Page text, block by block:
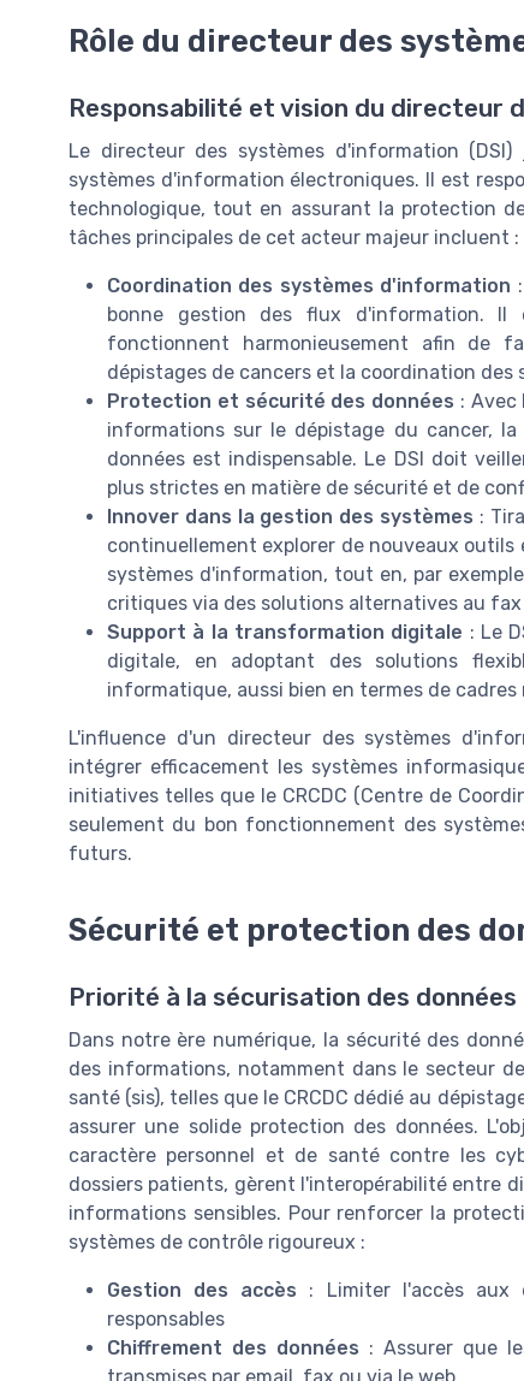
Rôle du directeur des
Responsabilité et vision du directeur
Le directeur des systèmes d'information
systèmes d'information électroniques. Il est
technologique, tout en assurant la protection
tâches principales de cet acteur majeur incluent :
Coordination des systèmes d'information
bonne gestion des flux d'information. Il
fonctionnent harmonieusement afin de
dépistages de cancers et la coordination des
Protection et sécurité des données : Avec
informations sur le dépistage du cancer,
données est indispensable. Le DSI doit
plus strictes en matière de sécurité et de
Innover dans la gestion des systèmes :
continuellement explorer de nouveaux
systèmes d'information, tout en, par
critiques via des solutions alternatives au fax
Support à la transformation digitale : Le
digitale, en adoptant des solutions
informatique, aussi bien en termes de
L'influence d'un directeur des systèmes
intégrer efficacement les systèmes
initiatives telles que le CRCDC (Centre de
seulement du bon fonctionnement des
futurs.
Sécurité et protection des
Priorité à la sécurisation des données
Dans notre ère numérique, la sécurité des
des informations, notamment dans le secteur
santé (sis), telles que le CRCDC dédié au
assurer une solide protection des données.
caractère personnel et de santé contre les
dossiers patients, gèrent l'interopérabilité entre
informations sensibles. Pour renforcer la
systèmes de contrôle rigoureux :
Gestion des accès : Limiter l'accès aux
responsables
Chiffrement des données : Assurer que